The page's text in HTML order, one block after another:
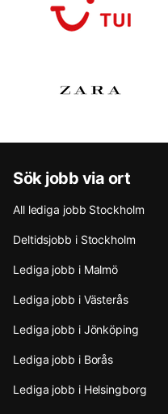
Sök jobb via ort
All lediga jobb Stockholm
Deltidsjobb i Stockholm
Lediga jobb i Malmö
Lediga jobb i Västerås
Lediga jobb i Jönköping
Lediga jobb i Borås
Lediga jobb i Helsingborg